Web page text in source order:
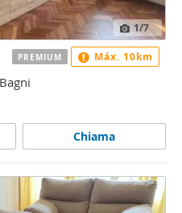
1/7
Chiama
PREMIUM Máx. 10km